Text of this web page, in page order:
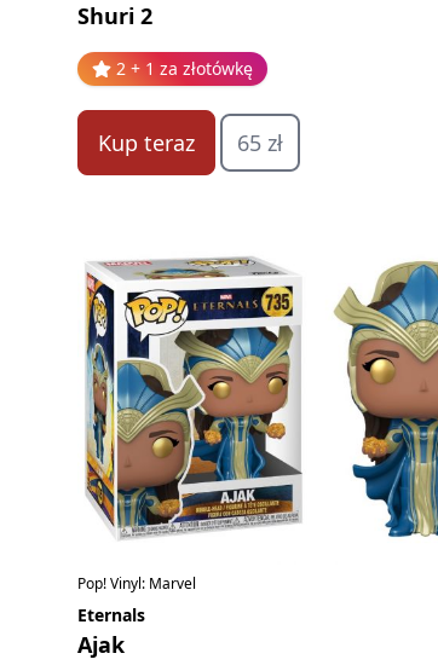
Shuri 2
2 + 1 za złotówkę
Kup teraz 65 zł
Pop! Vinyl: Marvel
Eternals
Ajak